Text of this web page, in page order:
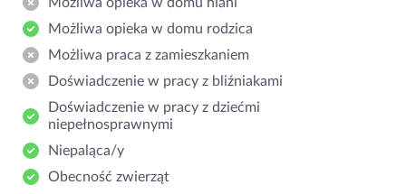
Możliwa opieka w domu rodzica
Możliwa praca z zamieszkaniem
Doświadczenie w pracy z bliźniakami
Doświadczenie w pracy z dziećmi
niepełnosprawnymi
Niepaląca/y
Obecność zwierząt